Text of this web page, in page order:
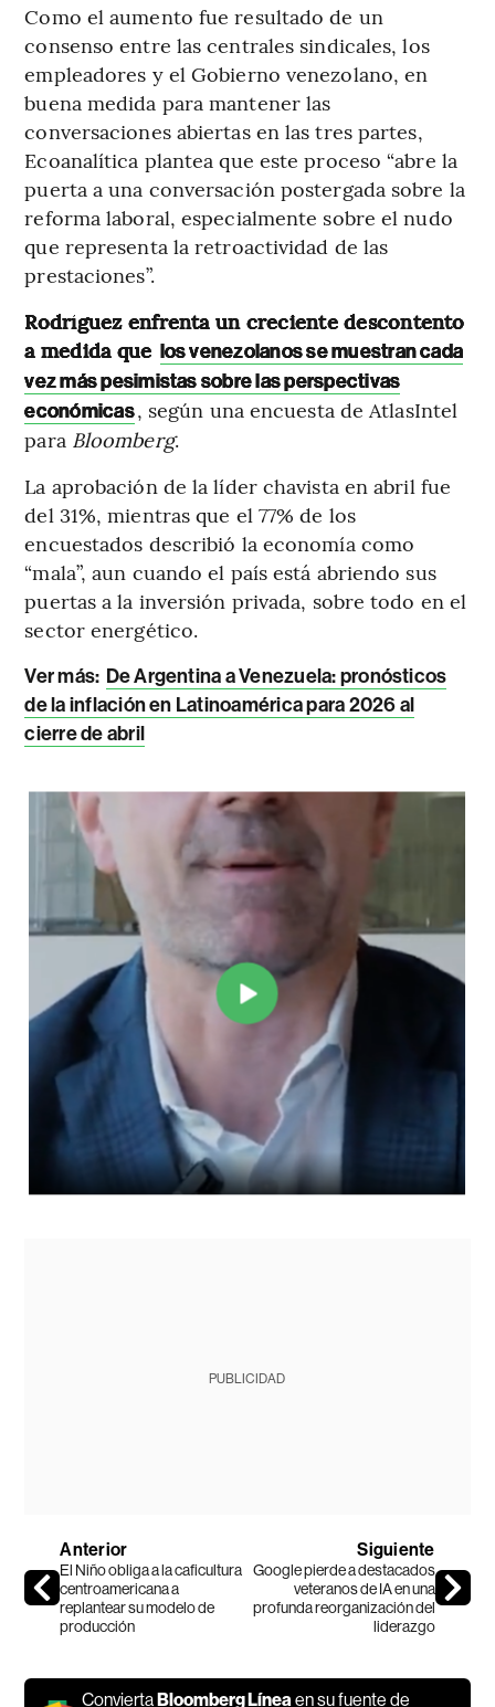
Como el aumento fue resultado de un
consenso entre las centrales sindicales, los
empleadores y el Gobierno venezolano, en
buena medida para mantener las
conversaciones abiertas en las tres partes,
Ecoanalítica plantea que este proceso “abre la
puerta a una conversación postergada sobre la
reforma laboral, especialmente sobre el nudo
que representa la retroactividad de las
prestaciones”.
Rodríguez enfrenta un creciente descontento
a medida que los venezolanos se muestran cada
vez más pesimistas sobre las perspectivas
económicas, según una encuesta de AtlasIntel
para Bloomberg.
La aprobación de la líder chavista en abril fue
del 31%, mientras que el 77% de los
encuestados describió la economía como
“mala”, aun cuando el país está abriendo sus
puertas a la inversión privada, sobre todo en el
sector energético.
Ver más: De Argentina a Venezuela: pronósticos
de la inflación en Latinoamérica para 2026 al
cierre de abril
PUBLICIDAD
Anterior
El Niño obliga a la caficultura
centroamericana a
replantear su modelo de
producción
Siguiente
Google pierde a destacados
veteranos de IA en una
profunda reorganización del
liderazgo
ConviertaBloomberg Línea en su fuente de